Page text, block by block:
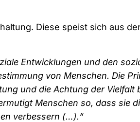
Diese speist sich aus
Entwicklungen und den
von Menschen. Die
und die Achtung der Vielfalt
Menschen so, dass sie
verbessern (…).“